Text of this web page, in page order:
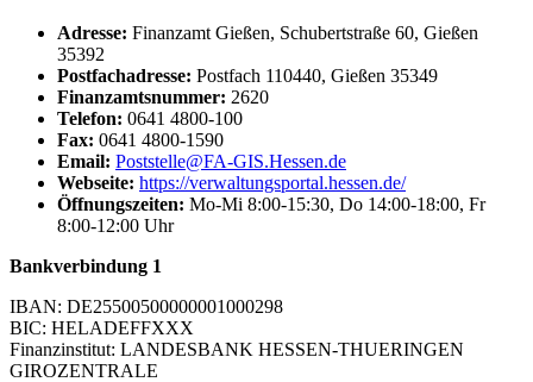
Adresse: Finanzamt Gießen, Schubertstraße 60, Gießen
35392
Postfachadresse: Postfach 110440, Gießen 35349
Finanzamtsnummer: 2620
Telefon: 0641 4800-100
Fax: 0641 4800-1590
Email: Poststelle@FA-GIS.Hessen.de
Webseite: https://verwaltungsportal.hessen.de/
Öffnungszeiten: Mo-Mi 8:00-15:30, Do 14:00-18:00, Fr
8:00-12:00 Uhr
Bankverbindung 1
IBAN: DE25500500000001000298
BIC: HELADEFFXXX
Finanzinstitut: LANDESBANK HESSEN-THUERINGEN
GIROZENTRALE